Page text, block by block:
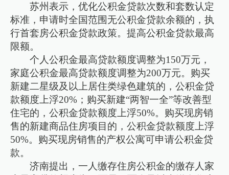
苏州表示，优化公积金贷款次数和套数认定
标准，申请时全国范围无公积金贷款余额的，执
行首套房公积金贷款政策。提高公积金贷款最高
限额。
个人公积金最高贷款额度调整为150万元，
家庭公积金最高贷款额度调整为200万元。购买
新建二星级及以上居住类绿色建筑的，公积金贷
款额度上浮20%；购买新建“两智一全”等改善型
住宅的，公积金贷款额度上浮50%。购买现房销
售的新建商品住房项目的，公积金贷款额度上浮
50%。购买现房销售的产权公寓可申请公积金贷
款。
济南提出，一人缴存住房公积金的缴存人家